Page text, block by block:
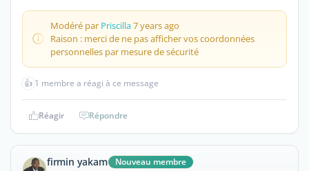
Modéré par Priscilla7 years ago
Raison : merci de ne pas afficher vos coordonnées
personnelles par mesure de sécurité
👍 1 membre a réagi à ce message
Réagir Répondre
firmin yakam Nouveau membre